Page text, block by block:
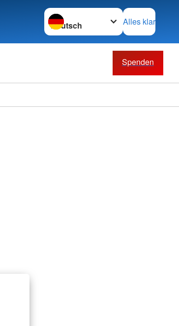
Sprache wechseln zu
Alles klar
Spenden